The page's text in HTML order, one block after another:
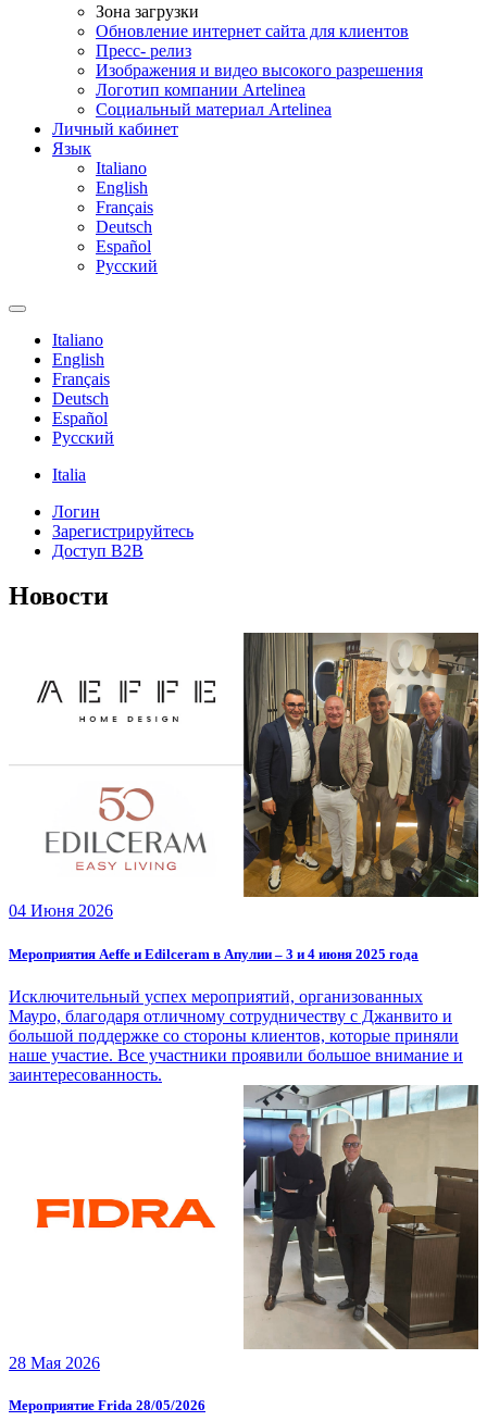
Зона загрузки
Обновление интернет сайта для клиентов
Пресс- релиз
Изображения и видео высокого разрешения
Логотип компании Artelinea
Социальный материал Artelinea
Личный кабинет
Язык
Italiano
English
Français
Deutsch
Español
Pусский
Italiano
English
Français
Deutsch
Español
Pусский
Italia
Логин
Зарегистрируйтесь
Доступ B2B
Новости
04 Июня 2026
Мероприятия Aeffe и Edilceram в Апулии – 3 и 4 июня 2025 года
Исключительный успех мероприятий, организованных
Мауро, благодаря отличному сотрудничеству с Джанвито и
большой поддержке со стороны клиентов, которые приняли
наше участие. Все участники проявили большое внимание и
заинтересованность.
28 Мая 2026
Мероприятие Frida 28/05/2026